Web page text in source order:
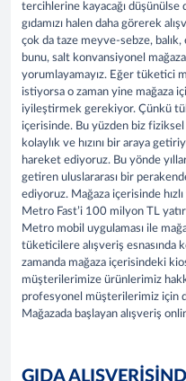
tercihlerine kayacağı düşünülse
gıdamızı halen daha görerek
çok da taze meyve-sebze,
bunu, salt konvansiyonel
yorumlayamayız. Eğer tüketici
istiyorsa o zaman yine mağaza
iyileştirmek gerekiyor. Çünkü
içerisinde. Bu yüzden biz
kolaylık ve hızını bir araya
hareket ediyoruz. Bu yönde
getiren uluslararası bir
ediyoruz. Mağaza içerisinde
Metro Fast’i 100 milyon TL
Metro mobil uygulaması ile
tüketicilere alışveriş esnasında
zamanda mağaza içerisindeki
müşterilerimize ürünlerimiz
profesyonel müşterilerimiz için
Mağazada başlayan alışveriş
GIDA